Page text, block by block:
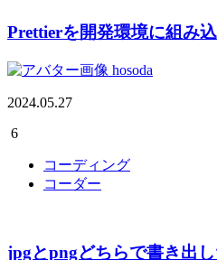
Prettierを開発環境に組み
hosoda
2024.05.27
6
コーディング
コーダー
jpgとpngどちらで書き出